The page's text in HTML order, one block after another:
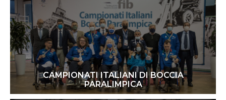
CAMPIONATI ITALIANI DI BOCCIA
PARALIMPICA